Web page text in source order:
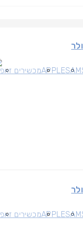
APPLEמכשירים זאפ
APPLEמכשירים זאפ